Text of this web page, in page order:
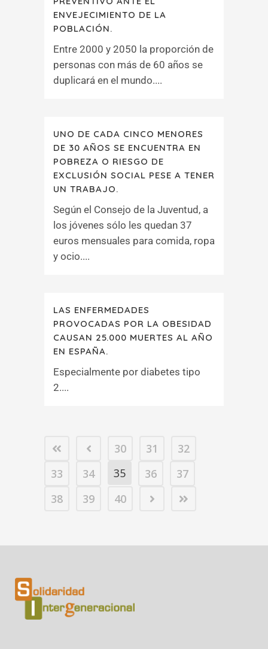
ENVEJECIMIENTO DE LA
POBLACIÓN.
Entre 2000 y 2050 la proporción de
personas con más de 60 años se
duplicará en el mundo....
UNO DE CADA CINCO MENORES
DE 30 AÑOS SE ENCUENTRA EN
POBREZA O RIESGO DE
EXCLUSIÓN SOCIAL PESE A TENER
UN TRABAJO.
Según el Consejo de la Juventud, a
los jóvenes sólo les quedan 37
euros mensuales para comida, ropa
y ocio....
LAS ENFERMEDADES
PROVOCADAS POR LA OBESIDAD
CAUSAN 25.000 MUERTES AL AÑO
EN ESPAÑA.
Especialmente por diabetes tipo
2....
30 31
32
33
34 35 36
37
38
39 40